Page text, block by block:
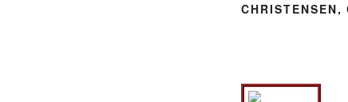
CHRISTENSEN,